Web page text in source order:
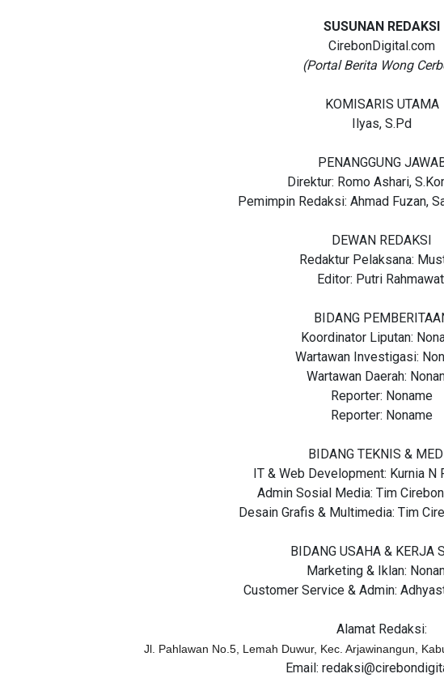
SUSUNAN REDAKSI
CirebonDigital.com
(Portal Berita Wong
KOMISARIS UTAMA
Ilyas, S.Pd
PENANGGUNG
Direktur: Romo Ashari,
Pemimpin Redaksi: Ahmad Fuzan,
DEWAN REDAKSI
Redaktur Pelaksana:
Editor: Putri
BIDANG
Koordinator Liputan:
Wartawan Investigasi:
Wartawan Daerah:
Reporter: Noname
Reporter: Noname
BIDANG TEKNIS &
IT & Web Development: Kurnia N
Admin Sosial Media: Tim
Desain Grafis & Multimedia: Tim
BIDANG USAHA & KERJA
Marketing & Iklan:
Customer Service & Admin:
Alamat Redaksi:
Jl. Pahlawan No.5, Lemah Duwur, Kec. Arjawinangun,
Email: